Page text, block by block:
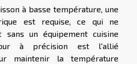
à basse température, une
est requise, ce qui ne
un équipement cuisine
à précision est l'allié
maintenir la température